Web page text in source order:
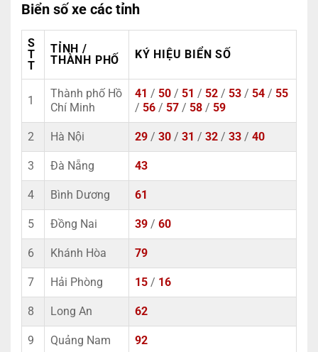
Biển số xe các tỉnh
S
T
T
TỈNH /
THÀNH PHỐ
KÝ HIỆU BIỂN SỐ
1
Thành phố Hồ
Chí Minh
41 / 50 / 51 / 52 / 53 / 54 / 55
/ 56 / 57 / 58 / 59
2 Hà Nội 29 / 30 / 31 / 32 / 33 / 40
3 Đà Nẵng 43
4 Bình Dương 61
5 Đồng Nai 39 / 60
6 Khánh Hòa 79
7 Hải Phòng 15 / 16
8 Long An 62
9 Quảng Nam 92